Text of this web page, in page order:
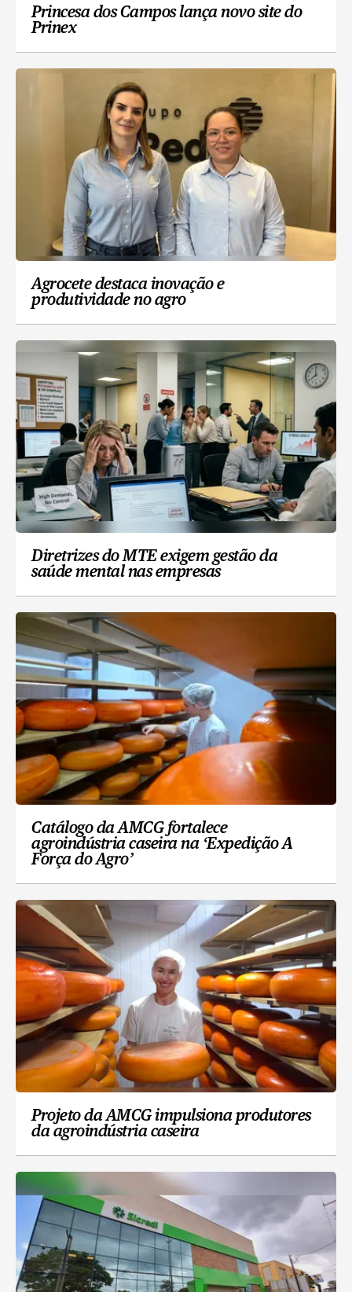
Princesa dos Campos lança novo site do
Prinex
Agrocete destaca inovação e
produtividade no agro
Diretrizes do MTE exigem gestão da
saúde mental nas empresas
Catálogo da AMCG fortalece
agroindústria caseira na ‘Expedição A
Força do Agro’
Projeto da AMCG impulsiona produtores
da agroindústria caseira